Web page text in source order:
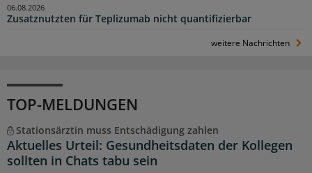
Zusatznutzten für Teplizumab nicht quantifizierbar
06.08.2026
weitere Nachrichten
TOP-MELDUNGEN
Stationsärztin muss Entschädigung zahlen
Aktuelles Urteil: Gesundheitsdaten der Kollegen
sollten in Chats tabu sein